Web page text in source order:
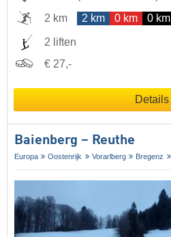
2 km
2 km 0 km 0 km
2 liften
€ 27,-
Details
Baienberg – Reuthe
Europa Oostenrijk Vorarlberg Bregenz